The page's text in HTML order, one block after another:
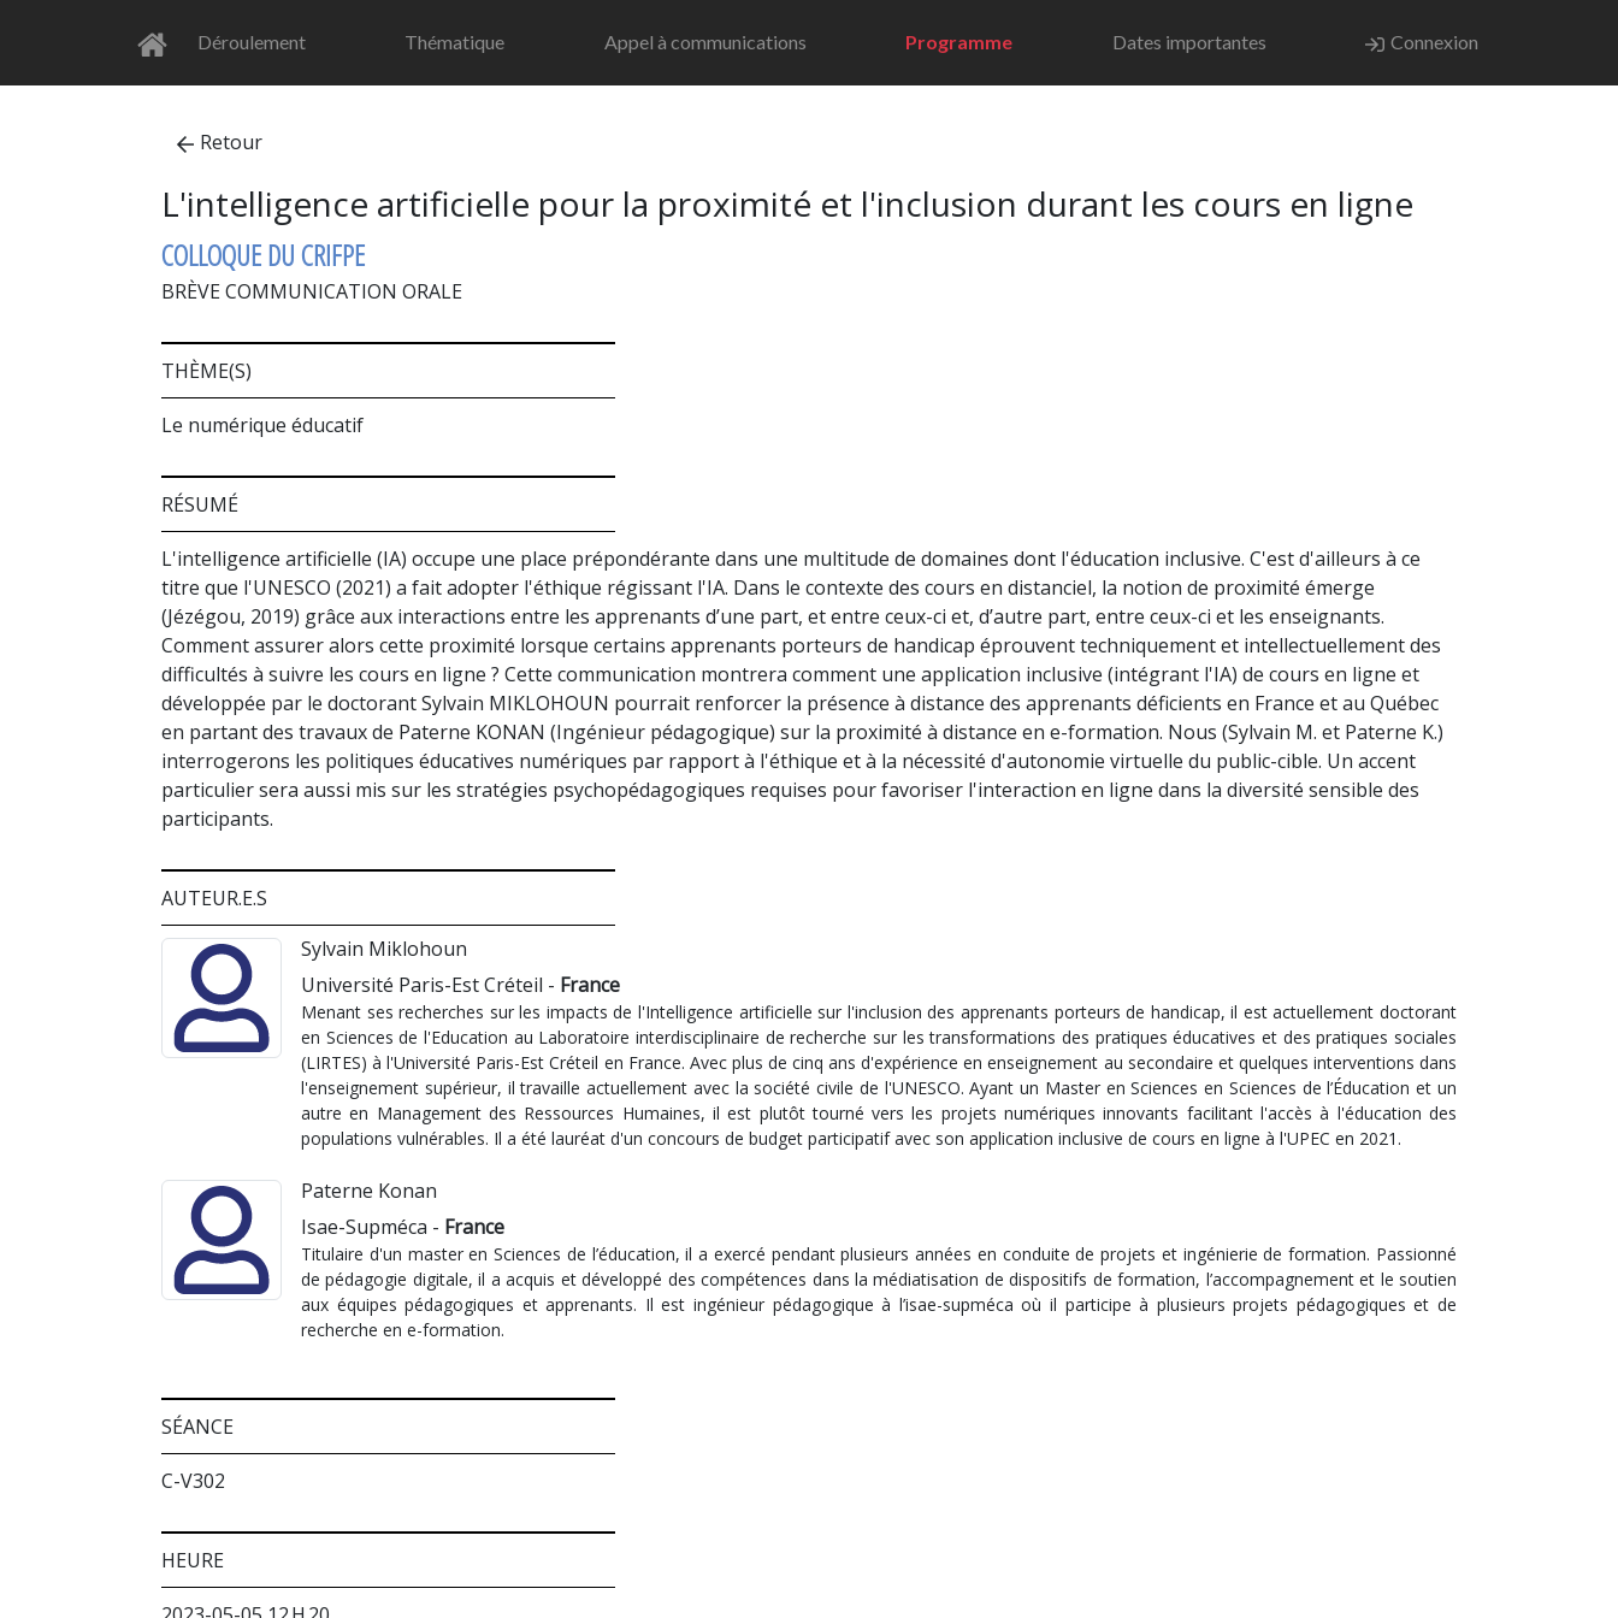
Déroulement Thématique Appel à communications Programme Dates importantes Connexion
Retour
L'intelligence artificielle pour la proximité et l'inclusion durant les cours en ligne
COLLOQUE DU CRIFPE
BRÈVE COMMUNICATION ORALE
THÈME(S)
Le numérique éducatif
RÉSUMÉ
L'intelligence artificielle (IA) occupe une place prépondérante dans une multitude de domaines dont l'éducation inclusive. C'est d'ailleurs à ce
titre que l'UNESCO (2021) a fait adopter l'éthique régissant l'IA. Dans le contexte des cours en distanciel, la notion de proximité émerge
(Jézégou, 2019) grâce aux interactions entre les apprenants d’une part, et entre ceux-ci et, d’autre part, entre ceux-ci et les enseignants.
Comment assurer alors cette proximité lorsque certains apprenants porteurs de handicap éprouvent techniquement et intellectuellement des
difficultés à suivre les cours en ligne ? Cette communication montrera comment une application inclusive (intégrant l'IA) de cours en ligne et
développée par le doctorant Sylvain MIKLOHOUN pourrait renforcer la présence à distance des apprenants déficients en France et au Québec
en partant des travaux de Paterne KONAN (Ingénieur pédagogique) sur la proximité à distance en e-formation. Nous (Sylvain M. et Paterne K.)
interrogerons les politiques éducatives numériques par rapport à l'éthique et à la nécessité d'autonomie virtuelle du public-cible. Un accent
particulier sera aussi mis sur les stratégies psychopédagogiques requises pour favoriser l'interaction en ligne dans la diversité sensible des
participants.
AUTEUR.E.S
Sylvain Miklohoun
Université Paris-Est Créteil - France
Menant ses recherches sur les impacts de l'Intelligence artificielle sur l'inclusion des apprenants porteurs de handicap, il est actuellement doctorant
en Sciences de l'Education au Laboratoire interdisciplinaire de recherche sur les transformations des pratiques éducatives et des pratiques sociales
(LIRTES) à l'Université Paris-Est Créteil en France. Avec plus de cinq ans d'expérience en enseignement au secondaire et quelques interventions dans
l'enseignement supérieur, il travaille actuellement avec la société civile de l'UNESCO. Ayant un Master en Sciences en Sciences de l’Éducation et un
autre en Management des Ressources Humaines, il est plutôt tourné vers les projets numériques innovants facilitant l'accès à l'éducation des
populations vulnérables. Il a été lauréat d'un concours de budget participatif avec son application inclusive de cours en ligne à l'UPEC en 2021.
Paterne Konan
Isae-Supméca - France
Titulaire d'un master en Sciences de l’éducation, il a exercé pendant plusieurs années en conduite de projets et ingénierie de formation. Passionné
de pédagogie digitale, il a acquis et développé des compétences dans la médiatisation de dispositifs de formation, l’accompagnement et le soutien
aux équipes pédagogiques et apprenants. Il est ingénieur pédagogique à l’isae-supméca où il participe à plusieurs projets pédagogiques et de
recherche en e-formation.
SÉANCE
C-V302
HEURE